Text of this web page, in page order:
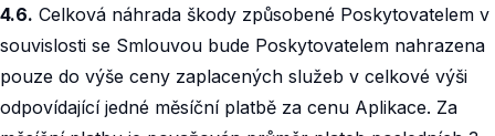
4.6. Celková náhrada škody způsobené Poskytovatelem v
souvislosti se Smlouvou bude Poskytovatelem nahrazena
pouze do výše ceny zaplacených služeb v celkové výši
odpovídající jedné měsíční platbě za cenu Aplikace. Za